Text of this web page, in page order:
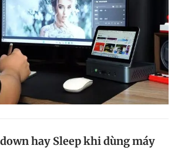
hay Sleep khi dùng máy